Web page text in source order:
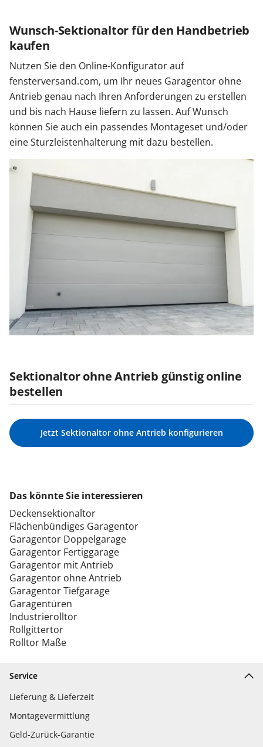
Wunsch-Sektionaltor für den Handbetrieb
kaufen
Nutzen Sie den Online-Konfigurator auf
fensterversand.com, um Ihr neues Garagentor ohne
Antrieb genau nach Ihren Anforderungen zu erstellen
und bis nach Hause liefern zu lassen. Auf Wunsch
können Sie auch ein passendes Montageset und/oder
eine Sturzleistenhalterung mit dazu bestellen.
Sektionaltor ohne Antrieb günstig online
bestellen
Jetzt Sektionaltor ohne Antrieb konfigurieren
Das könnte Sie interessieren
Deckensektionaltor
Flächenbündiges Garagentor
Garagentor Doppelgarage
Garagentor Fertiggarage
Garagentor mit Antrieb
Garagentor ohne Antrieb
Garagentor Tiefgarage
Garagentüren
Industrierolltor
Rollgittertor
Rolltor Maße
Service
Lieferung & Lieferzeit
Montagevermittlung
Geld-Zurück-Garantie